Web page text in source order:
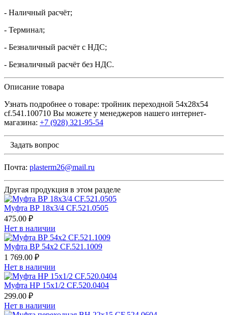
- Наличный расчёт;
- Терминал;
- Безналичный расчёт с НДС;
- Безналичный расчёт без НДС.
Описание товара
Узнать подробнее о товаре: тройник переходной 54х28х54
cf.541.100710 Вы можете у менеджеров нашего интернет-
магазина: +7 (928) 321-95-54
Задать вопрос
Почта: plasterm26@mail.ru
Другая продукция в этом разделе
Муфта ВР 18х3/4 CF.521.0505
475.00 ₽
Нет в наличии
Муфта ВР 54х2 CF.521.1009
1 769.00 ₽
Нет в наличии
Муфта НР 15х1/2 CF.520.0404
299.00 ₽
Нет в наличии